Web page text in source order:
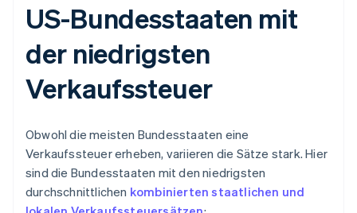
US-Bundesstaaten mit
der niedrigsten
Verkaufssteuer
Obwohl die meisten Bundesstaaten eine
Verkaufssteuer erheben, variieren die Sätze stark. Hier
sind die Bundesstaaten mit den niedrigsten
durchschnittlichen kombinierten staatlichen und